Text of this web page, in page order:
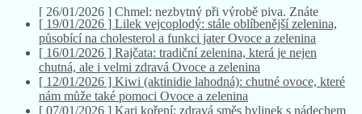
[ 19/01/2026 ] Lilek vejcoplodý: stále oblíbenější zelenina,
působící na cholesterol a funkci jaterOvoce a zelenina
[ 16/01/2026 ]Rajčata: tradiční zelenina, která je nejen
chutná, ale i velmi zdraváOvoce a zelenina
[ 12/01/2026 ]Kiwi (aktinidie lahodná): chutné ovoce, které
nám může také pomociOvoce a zelenina
[ 07/01/2026 ]Kari koření: zdravá směs bylinek s nádechem